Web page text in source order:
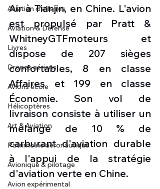
Aviation d'affaires
Aviation & Défense
Livres
Drones aériens
Avions école
Hélicoptères
Art & Aviation
Patrimoine aéronautique
Avionique & pilotage
Avion expérimental
Air à Tianjin, en Chine. L'avion
est propulsé par Pratt &
WhitneyGTFmoteurs et
dispose de 207 sièges
confortables, 8 en classe
Affaires et 199 en classe
Économie. Son vol de
livraison consiste à utiliser un
mélange de 10 % de
carburant d'aviation durable
à l'appui de la stratégie
d'aviation verte en Chine.